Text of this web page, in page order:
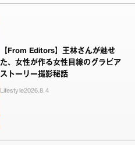
【From Editors】王林さんが魅せ
た、女性が作る女性目線のグラビア
ストーリー撮影秘話
Lifestyle2026.8.4